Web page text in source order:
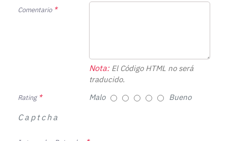
Comentario
Nota:El Código HTML no será
traducido.
Rating Malo Bueno
Captcha